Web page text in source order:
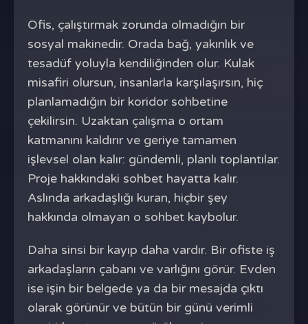
Ofis, çalıştırmak zorunda olmadığın bir
sosyal makinedir. Orada bağ, yakınlık ve
tesadüf yoluyla kendiliğinden olur. Kulak
misafiri olursun, insanlarla karşılaşırsın, hiç
planlamadığın bir koridor sohbetine
çekilirsin. Uzaktan çalışma o ortam
katmanını kaldırır ve geriye tamamen
işlevsel olan kalır: gündemli, planlı toplantılar.
Proje hakkındaki sohbet hayatta kalır.
Aslında arkadaşlığı kuran, hiçbir şey
hakkında olmayan o sohbet kaybolur.
Daha sinsi bir kayıp daha vardır. Bir ofiste iş
arkadaşların çabanı ve varlığını görür. Evden
ise işin bir belgede ya da bir mesajda çıktı
olarak görünür ve bütün bir günü verimli